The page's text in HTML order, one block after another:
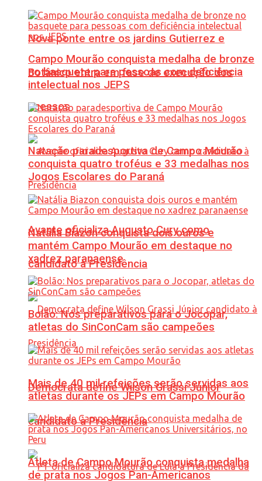
Nova ponte entre os jardins Gutierrez e
Botânico entra em fase de execução dos
acessos
Avante oficializa Augusto Cury como
candidato à Presidência
Democrata define Wilson Grassi Júnior
candidato à Presidência
Campo Mourão conquista medalha de bronze
no basquete para pessoas com deficiência
intelectual nos JEPS
Natação paradesportiva de Campo Mourão
conquista quatro troféus e 33 medalhas nos
Jogos Escolares do Paraná
Natália Biazon conquista dois ouros e
mantém Campo Mourão em destaque no
xadrez paranaense
Bolão: Nos preparativos para o Jocopar,
atletas do SinConCam são campeões
Mais de 40 mil refeições serão servidas aos
atletas durante os JEPs em Campo Mourão
Atleta de Campo Mourão conquista medalha
de prata nos Jogos Pan-Americanos